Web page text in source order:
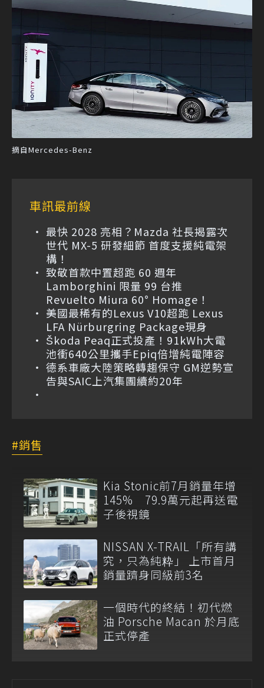
摘自Mercedes-Benz
車訊最前線
最快 2028 亮相？Mazda 社長揭露次
世代 MX-5 研發細節 首度支援純電架
構！
致敬首款中置超跑 60 週年
Lamborghini 限量 99 台推
Revuelto Miura 60° Homage！
美國最稀有的Lexus V10超跑 Lexus
LFA Nürburgring Package現身
Škoda Peaq正式投產！91kWh大電
池衝640公里攜手Epiq倍增純電陣容
德系車廠大陸策略轉趨保守 GM逆勢宣
告與SAIC上汽集團續約20年
銷售
Kia Stonic前7月銷量年增
145% 79.9萬元起再送電
子後視鏡
NISSAN X-TRAIL「所有講
究，只為純粋」 上市首月
銷量躋身同級前3名
一個時代的終結！初代燃
油 Porsche Macan 於月底
正式停產